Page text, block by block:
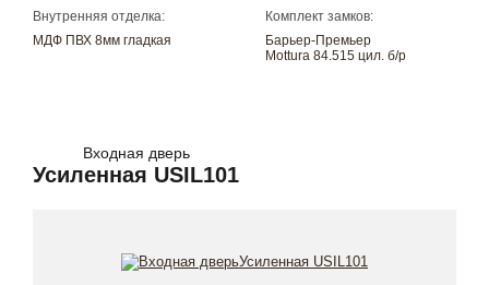
Внутренняя отделка:
МДФ ПВХ 8мм гладкая
Комплект замков:
Барьер-Премьер
Mottura 84.515 цил. б/р
Входная дверь
Усиленная USIL101